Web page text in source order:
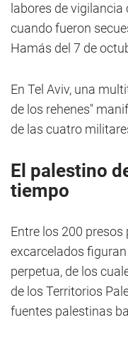
labores de vigilancia
cuando fueron
Hamás del 7 de
En Tel Aviv, una
de los rehenes"
de las cuatro
El palestino
tiempo
Entre los 200
excarcelados
perpetua, de los
de los Territorios
fuentes palestinas